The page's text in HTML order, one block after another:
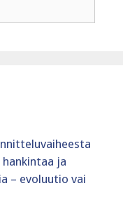
hankintaa ja
– evoluutio vai